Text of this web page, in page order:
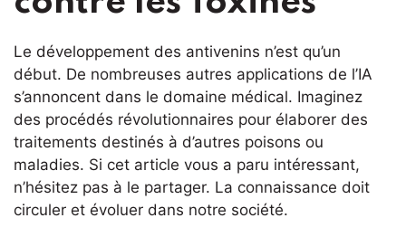
Le développement des antivenins n’est qu’un
début. De nombreuses autres applications de l’IA
s’annoncent dans le domaine médical. Imaginez
des procédés révolutionnaires pour élaborer des
traitements destinés à d’autres poisons ou
maladies. Si cet article vous a paru intéressant,
n’hésitez pas à le partager. La connaissance doit
circuler et évoluer dans notre société.